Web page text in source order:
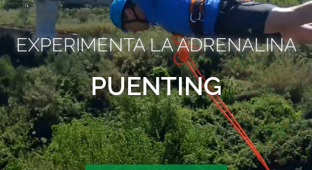
EXPERIMENTA LA ADRENALINA
PUENTING